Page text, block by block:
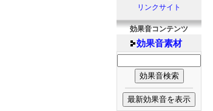
リンクサイト
効果音コンテンツ
効果音素材